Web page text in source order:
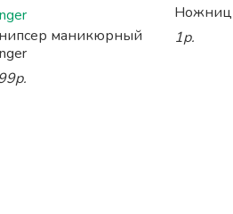
маникюрный
1р.